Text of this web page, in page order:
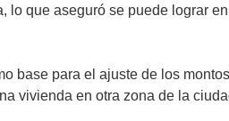
lo que aseguró se puede lograr
base para el ajuste de los
vivienda en otra zona de la